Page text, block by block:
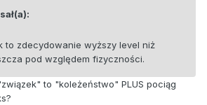
to zdecydowanie wyższy level niż
pod względem fizyczności.
to "koleżeństwo" PLUS pociąg